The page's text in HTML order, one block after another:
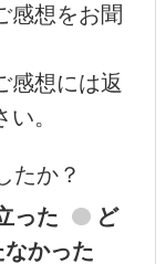
感想をお聞
感想には返
。
たか？
った
ど
かった